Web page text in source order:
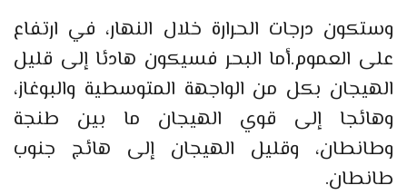
وستكون درجات الحرارة خلال النهار، في ارتفاع
على العموم.أما البحر فسيكون هادئا إلى قليل
الهيجان بكل من الواجهة المتوسطية والبوغاز،
وهائجا إلى قوي الهيجان ما بين طنجة
وطانطان، وقليل الهيجان إلى هائج جنوب
طانطان.